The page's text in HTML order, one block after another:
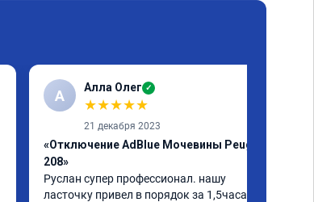
А Алла Олег ✓
★★★★★
21 декабря 2023
«Отключение AdBlue Мочевины Peugeot
208»
Руслан супер профессионал. нашу
ласточку привел в порядок за 1,5часа и